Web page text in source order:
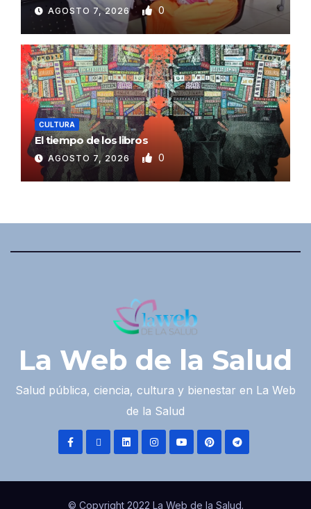
AGOSTO 7, 2026 0
CULTURA
El tiempo de los libros
AGOSTO 7, 2026 0
La Web de la Salud
Salud pública, ciencia, cultura y bienestar en La Web
de la Salud
© Copyright 2022 La Web de la Salud.